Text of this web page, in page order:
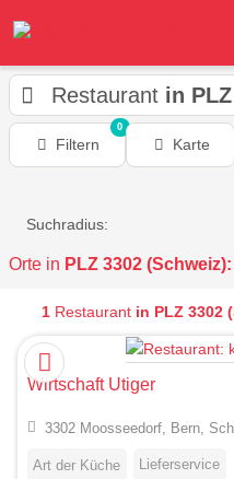
Restaurant in
Filtern
0
Karte
Suchradius:
Orte in PLZ 3302 (Schweiz):
1Restaurant in PLZ 3302
Wirtschaft Utiger
3302 Moosseedorf, Bern,
Art der Küche Lieferservice